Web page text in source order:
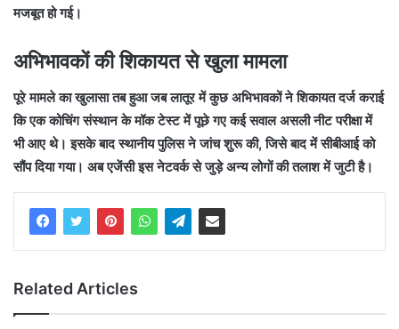
मजबूत हो गई।
अभिभावकों की शिकायत से खुला मामला
पूरे मामले का खुलासा तब हुआ जब लातूर में कुछ अभिभावकों ने शिकायत दर्ज कराई
कि एक कोचिंग संस्थान के मॉक टेस्ट में पूछे गए कई सवाल असली नीट परीक्षा में
भी आए थे। इसके बाद स्थानीय पुलिस ने जांच शुरू की, जिसे बाद में सीबीआई को
सौंप दिया गया। अब एजेंसी इस नेटवर्क से जुड़े अन्य लोगों की तलाश में जुटी है।
Related Articles